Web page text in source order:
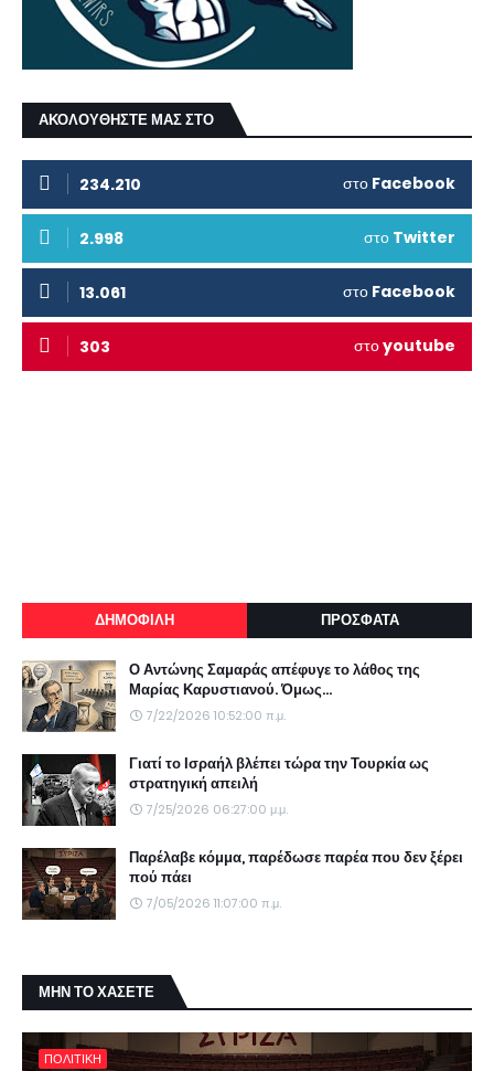
ΑΚΟΛΟΥΘΗΣΤΕ ΜΑΣ ΣΤΟ
234.210 στο Facebook
2.998 στο Twitter
13.061 στο Facebook
303 στοyoutube
ΔΗΜΟΦΙΛΗ ΠΡΟΣΦΑΤΑ
Ο Αντώνης Σαμαράς απέφυγε το λάθος της
Μαρίας Καρυστιανού. Όμως...
7/22/2026 10:52:00 π.μ.
Γιατί το Ισραήλ βλέπει τώρα την Τουρκία ως
στρατηγική απειλή
7/25/2026 06:27:00 μ.μ.
Παρέλαβε κόμμα, παρέδωσε παρέα που δεν ξέρει
πού πάει
7/05/2026 11:07:00 π.μ.
ΜΗΝ ΤΟ ΧΑΣΕΤΕ
ΠΟΛΙΤΙΚΗ